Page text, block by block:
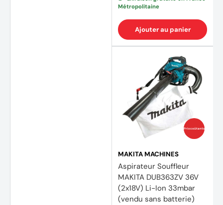
Métropolitaine
Ajouter au panier
Prix coûtants
MAKITA MACHINES
Aspirateur Souffleur
MAKITA DUB363ZV 36V
(2x18V) Li-Ion 33mbar
(vendu sans batterie)